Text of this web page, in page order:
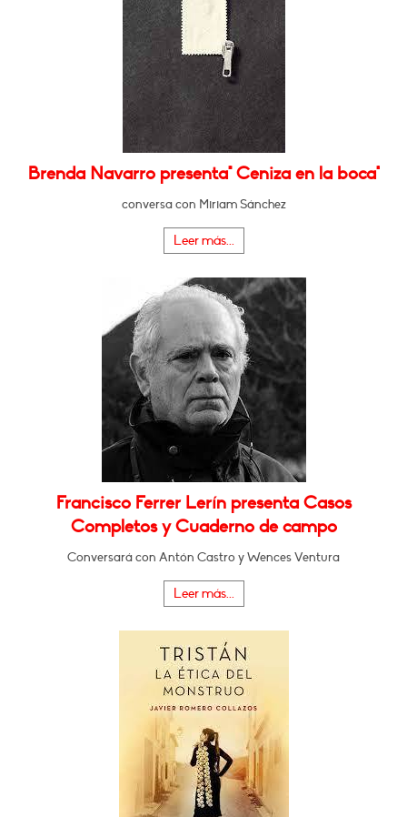
Brenda Navarro presenta" Ceniza en la boca"
conversa con Miriam Sánchez
Leer más...
Francisco Ferrer Lerín presenta Casos
Completos y Cuaderno de campo
Conversará con Antón Castro y Wences Ventura
Leer más...